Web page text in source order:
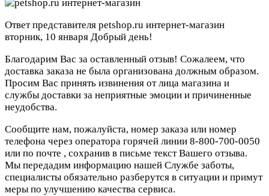
Ответ представителя petshop.ru интернет-магазин
вторник, 10 января Добрый день!
Благодарим Вас за оставленный отзыв! Сожалеем, что
доставка заказа не была организована должным образом.
Просим Вас принять извинения от лица магазина и
службы доставки за неприятные эмоции и причиненные
неудобства.
Сообщите нам, пожалуйста, номер заказа или номер
телефона через оператора горячей линии 8-800-700-0050
или по почте , сохранив в письме текст Вашего отзыва.
Мы передадим информацию нашей Службе заботы,
специалисты обязательно разберутся в ситуации и примут
меры по улучшению качества сервиса.